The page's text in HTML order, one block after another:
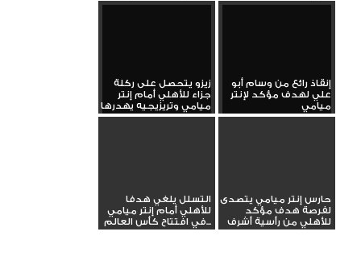
إنقاذ رائع من وسام أبو
علي لهدف مؤكد لإنتر
ميامي
زيزو يتحصل على ركلة
جزاء للأهلي أمام إنتر
ميامي وتريزيجيه يهدرها
حارس إنتر ميامي يتصدى
لفرصة هدف مؤكد
للأهلي من رأسية أشرف
داري
التسلل يلغي هدفا
للأهلي أمام إنتر ميامي
في افتتاح كأس العالم...